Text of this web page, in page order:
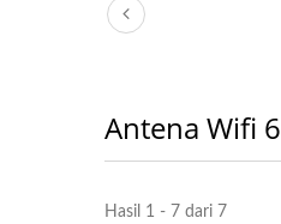
Antena Wifi 6
Hasil 1 - 7 dari 7